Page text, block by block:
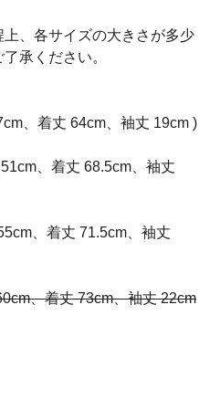
、各サイズの大きさが多少
承ください。
、着丈 64cm、袖丈 19cm )
、着丈 68.5cm、袖丈
、着丈 71.5cm、袖丈
、着丈 73cm、袖丈 22cm